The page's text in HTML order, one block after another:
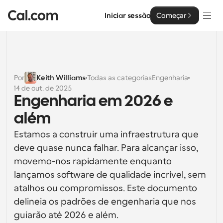
Iniciar sessão Começar
Soluções
Por tamanho da equipa
Para Indivíduos
Agendamento pessoal simplificado
Para Equipas
Agendamento colaborativo para grupos
Para Organizações
Equipas maiores que agendam para um maior controlo
Para Empresas
Empresa
Desenvolvedor
Documentação do Desenvolvedor
Documentação para a plataforma Cal.com
API
Recursos
Tipo de Letra: Cal Sans UI & Text
O nosso próprio tipo de letra variável para o design de
Preços
Por Keith WilliamsTodas as categoriasEngenharia
14 de out. de 2025
Engenharia em 2026 e
além
Estamos a construir uma infraestrutura que
deve quase nunca falhar. Para alcançar isso,
movemo-nos rapidamente enquanto
lançamos software de qualidade incrível, sem
atalhos ou compromissos. Este documento
delineia os padrões de engenharia que nos
guiarão até 2026 e além.